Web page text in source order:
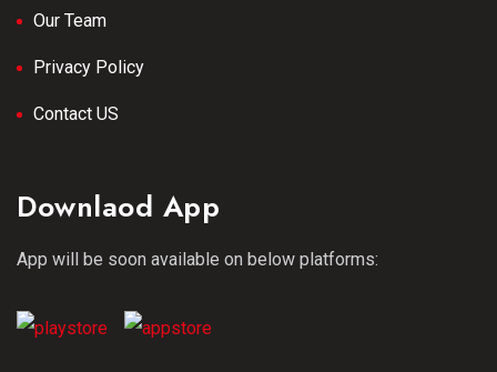
Our Team
Privacy Policy
Contact US
Downlaod App
App will be soon available on below platforms: